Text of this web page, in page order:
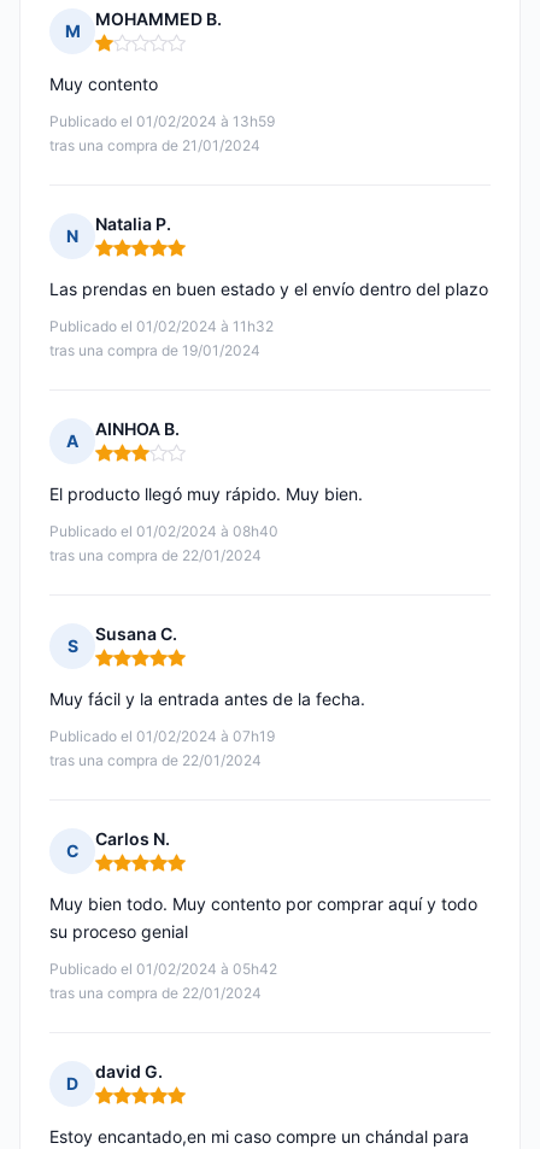
M
MOHAMMED B.
Nota: 1 de 5
Publicado el 01/02/2024 à 13h59
tras una compra de 21/01/2024
Muy contento
N
Natalia P.
Nota: 5 de 5
Publicado el 01/02/2024 à 11h32
tras una compra de 19/01/2024
Las prendas en buen estado y el envío dentro del plazo
A
AINHOA B.
Nota: 3 de 5
Publicado el 01/02/2024 à 08h40
tras una compra de 22/01/2024
El producto llegó muy rápido. Muy bien.
S
Susana C.
Nota: 5 de 5
Publicado el 01/02/2024 à 07h19
tras una compra de 22/01/2024
Muy fácil y la entrada antes de la fecha.
C
Carlos N.
Nota: 5 de 5
Publicado el 01/02/2024 à 05h42
tras una compra de 22/01/2024
Muy bien todo. Muy contento por comprar aquí y todo
su proceso genial
D
david G.
Nota: 5 de 5
Estoy encantado,en mi caso compre un chándal para